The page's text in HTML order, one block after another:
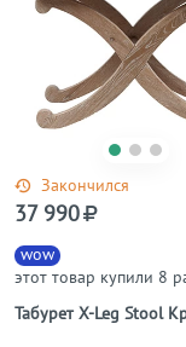
Закончился
Табурет X-Leg Stool
wow
этот товар купили 8
37 990